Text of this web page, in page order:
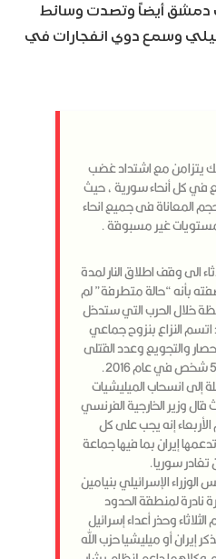
دمشق أيضاً وتصدت وسائط
وسمع دوي انفجارات في
يتزامن مع اشتداد غضب
في كل أنحاء سورية ، حيث
المعاناة فى جميع انحاء
غير مسبوقة .
الى وقف اطلاق النار لمدة
بأنه “حالة متطرفة” لم
خلال الحرب التي ستدخل
اتسم النزاع بنزوح جماعي
والتجويع وعدد القتلى
إلى انسحاب الميليشيات
وزير الخارجية الفرنسي
إنه يجب على كل
إيران بما فيها جماعة
تغادر سوريا.
الإسرائيلي بنيامين
نادرة لمنطقة الحدود
وحذر أعداء إسرائيل
إيران أو ميليشيا حزب الله